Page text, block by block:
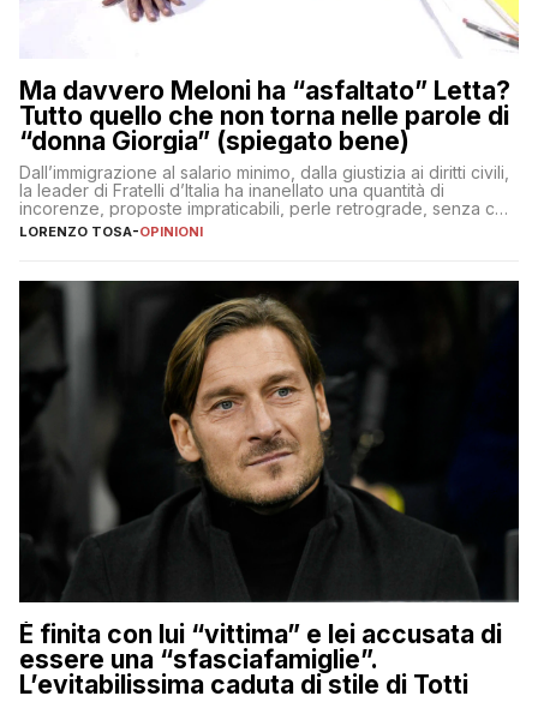
Ma davvero Meloni ha “asfaltato” Letta?
Tutto quello che non torna nelle parole di
“donna Giorgia” (spiegato bene)
Dall’immigrazione al salario minimo, dalla giustizia ai diritti civili,
la leader di Fratelli d’Italia ha inanellato una quantità di
incorenze, proposte impraticabili, perle retrograde, senza che
nessuno – a destra come a sinistra – glielo abbia fatto notare
LORENZO TOSA-OPINIONI
È finita con lui “vittima” e lei accusata di
essere una “sfasciafamiglie”.
L’evitabilissima caduta di stile di Totti